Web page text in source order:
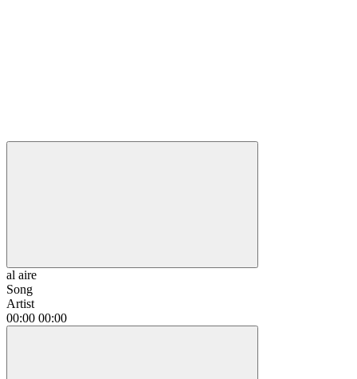
al aire
Song
Artist
00:00 00:00